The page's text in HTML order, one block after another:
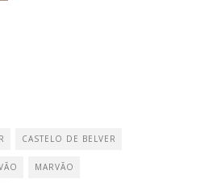
CASTELO DE BELVER
MARVÃO